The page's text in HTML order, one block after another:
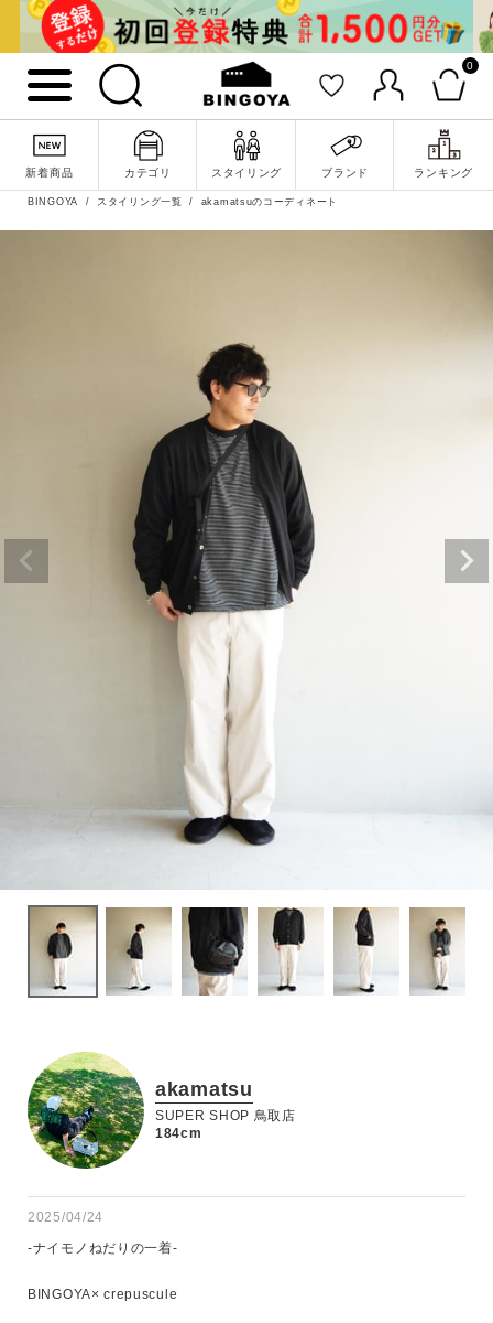
0
新着商品 カテゴリ スタイリング ブランド ランキング
詳細検索
BINGOYA スタイリング一覧 akamatsuのコーディネート
akamatsu
SUPER SHOP 鳥取店
184cm
2025/04/24
-ナイモノねだりの一着-
BINGOYA× crepuscule